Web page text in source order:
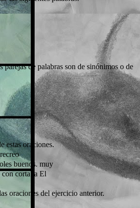
parejas de palabras son de sinónimos o de
estas oraciones.
buenos. muy
con corta la El
oraciones del ejercicio anterior.